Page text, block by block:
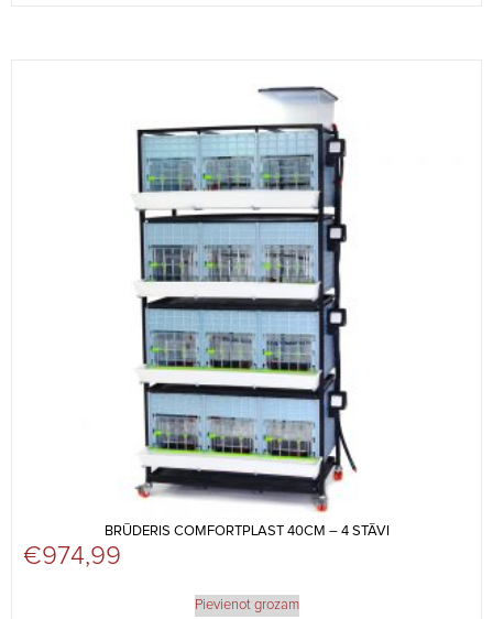
BRŪDERIS COMFORTPLAST 40CM – 4 STĀVI
€974,99
Pievienot grozam